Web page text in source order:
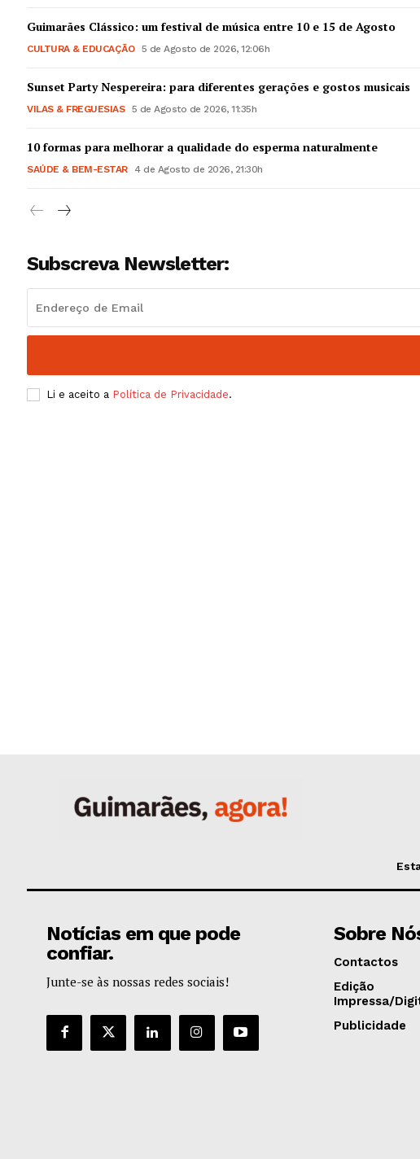
Guimarães,
Guimarães Clássico: um festival de música entre 10 e 15 de Agosto
CULTURA & EDUCAÇÃO 5 de Agosto de 2026, 12:06h
Sunset Party Nespereira: para diferentes gerações e gostos musicais
VILAS & FREGUESIAS 5 de Agosto de 2026, 11:35h
10 formas para melhorar a qualidade do esperma naturalmente
SAÚDE & BEM-ESTAR 4 de Agosto de 2026, 21:30h
Subscreva Newsletter:
Li e aceito a Política de Privacidade.
Notícias em que pode
confiar.
Junte-se às nossas redes sociais!
Sobre
Contactos
Edição
Impressa/
Publicidade